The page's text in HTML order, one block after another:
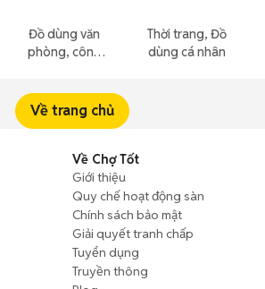
Đồ dùng văn
phòng, công
Thời trang, Đồ
dùng cá nhân
Về trang chủ
Về Chợ Tốt
Giới thiệu
Quy chế hoạt động sàn
Chính sách bảo mật
Giải quyết tranh chấp
Tuyển dụng
Truyền thông